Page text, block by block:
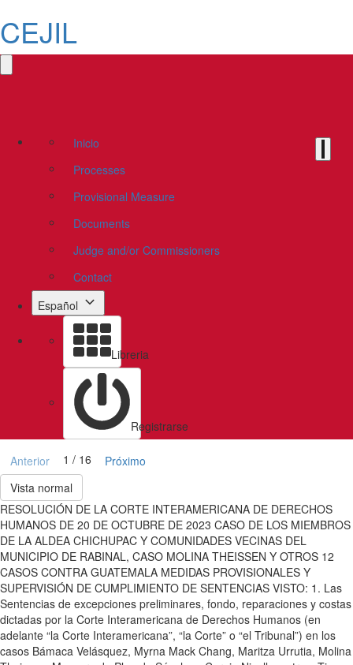
CEJIL
Inicio
Processes
Provisional Measure
Documents
Judge and/or Commissioners
Contact
Español
Libreria
Registrarse
Anterior 1 / 16
Próximo
Vista normal
RESOLUCIÓN DE LA CORTE INTERAMERICANA DE DERECHOS
HUMANOS DE 20 DE OCTUBRE DE 2023 CASO DE LOS MIEMBROS
DE LA ALDEA CHICHUPAC Y COMUNIDADES VECINAS DEL
MUNICIPIO DE RABINAL, CASO MOLINA THEISSEN Y OTROS 12
CASOS CONTRA GUATEMALA MEDIDAS PROVISIONALES Y
SUPERVISIÓN DE CUMPLIMIENTO DE SENTENCIAS VISTO: 1. Las
Sentencias de excepciones preliminares, fondo, reparaciones y costas
dictadas por la Corte Interamericana de Derechos Humanos (en
adelante “la Corte Interamericana”, “la Corte” o “el Tribunal”) en los
casos Bámaca Velásquez, Myrna Mack Chang, Maritza Urrutia, Molina